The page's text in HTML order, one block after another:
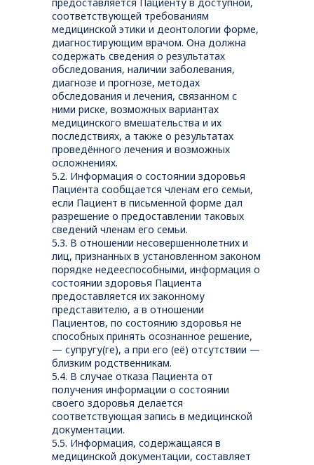
соответствующей требованиям
медицинской этики и деонтологии форме,
диагностирующим врачом. Она должна
содержать сведения о результатах
обследования, наличии заболевания,
диагнозе и прогнозе, методах
обследования и лечения, связанном с
ними риске, возможных вариантах
медицинского вмешательства и их
последствиях, а также о результатах
проведённого лечения и возможных
осложнениях.
5.2. Информация о состоянии здоровья
Пациента сообщается членам его семьи,
если Пациент в письменной форме дал
разрешение о предоставлении таковых
сведений членам его семьи.
5.3. В отношении несовершеннолетних и
лиц, признанных в установленном законом
порядке недееспособными, информация о
состоянии здоровья Пациента
предоставляется их законному
представителю, а в отношении
Пациентов, по состоянию здоровья не
способных принять осознанное решение,
— супругу(ге), а при его (её) отсутствии —
близким родственникам.
5.4. В случае отказа Пациента от
получения информации о состоянии
своего здоровья делается
соответствующая запись в медицинской
документации.
5.5. Информация, содержащаяся в
медицинской документации, составляет